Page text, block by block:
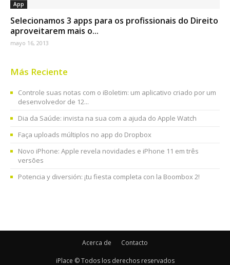
App
Selecionamos 3 apps para os profissionais do Direito
aproveitarem mais o...
mayo 16, 2013
Más Reciente
Controle suas notas com o iBoletim: um aplicativo criado por um
desenvolvedor de 12...
Dia da Saúde: invista na sua com a ajuda do Apple Watch
Faça uploads múltiplos no app do Dropbox
Novo iPhone: Apple revela novidades e iPhone 11 em três
versões
Potencia y diversión: ¡tu fiesta completa con la Boombox 2!
Acerca de Contacto
iPlace © Todos los derechos reservados